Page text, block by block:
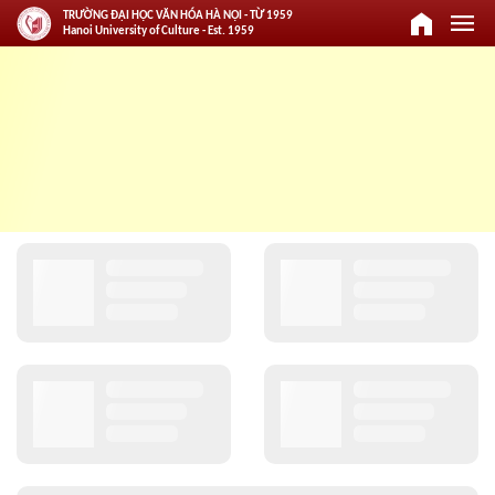
TRƯỜNG ĐẠI HỌC VĂN HÓA HÀ NỘI - TỪ 1959
Hanoi University of Culture - Est. 1959
home menu